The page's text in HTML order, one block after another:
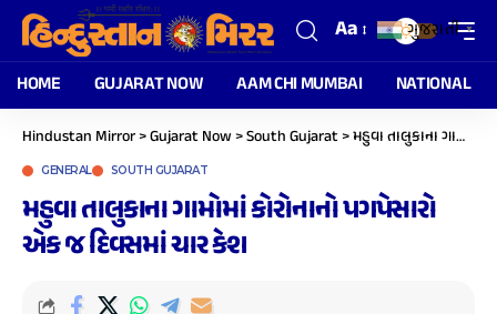
Aa
HOME GUJARAT NOW AAM CHI MUMBAI NATIONAL
Hindustan Mirror>Gujarat Now>South Gujarat>મહુવા તાલુકાના ગામોમાં કોરોનાનો પગપેસારો એક જ દિવસમાં ચાર કેશ
GENERAL SOUTH GUJARAT
મહુવા તાલુકાના ગામોમાં કોરોનાનો પગપેસારો
એક જ દિવસમાં ચાર કેશ
ગુજરાતી ▼